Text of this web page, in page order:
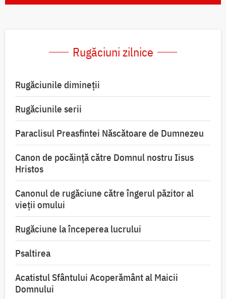
Rugăciuni zilnice
Rugăciunile dimineții
Rugăciunile serii
Paraclisul Preasfintei Născătoare de Dumnezeu
Canon de pocăință către Domnul nostru Iisus
Hristos
Canonul de rugăciune către îngerul păzitor al
vieții omului
Rugăciune la începerea lucrului
Psaltirea
Acatistul Sfântului Acoperământ al Maicii
Domnului